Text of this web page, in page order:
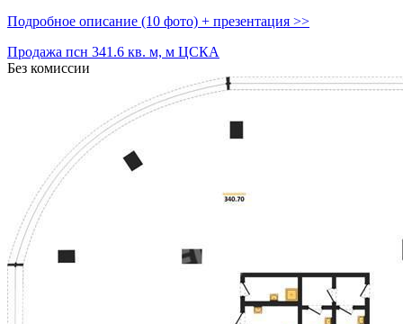
Подробное описание (10 фото) + презентация >>
Продажа псн 341.6 кв. м, м ЦСКА
Без комиссии